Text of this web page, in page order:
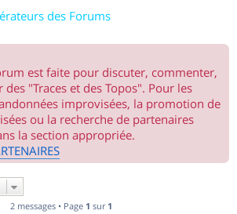
des Forums
est faite pour discuter, commenter,
"Traces et des Topos". Pour les
improvisées, la promotion de
ou la recherche de partenaires
la section appropriée.
2 messages • Page 1 sur 1